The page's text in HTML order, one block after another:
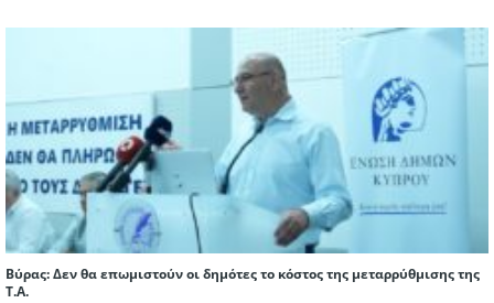
Βύρας: Δεν θα επωμιστούν οι δημότες το κόστος της μεταρρύθμισης της
Τ.Α.